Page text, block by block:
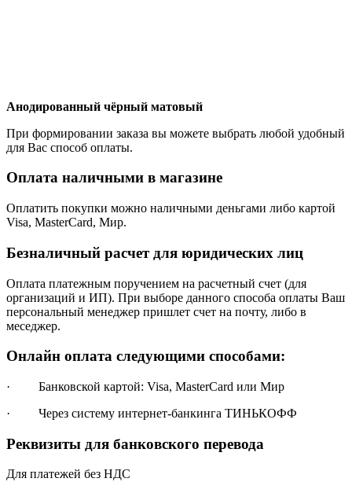
Анодированный чёрный матовый
При формировании заказа вы можете выбрать любой удобный
для Вас способ оплаты.
Оплата наличными в магазине
Оплатить покупки можно наличными деньгами либо картой
Visa, MasterCard, Мир.
Безналичный расчет для юридических лиц
Оплата платежным поручением на расчетный счет (для
организаций и ИП). При выборе данного способа оплаты Ваш
персональный менеджер пришлет счет на почту, либо в
меседжер.
Онлайн оплата следующими способами:
· Банковской картой: Visa, MasterCard или Мир
· Через систему интернет-банкинга ТИНЬКОФФ
Реквизиты для банковского перевода
Для платежей без НДС